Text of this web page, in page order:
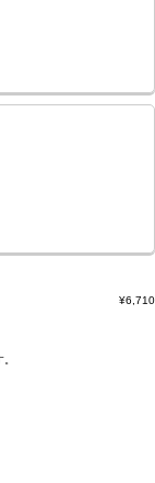
¥6,710